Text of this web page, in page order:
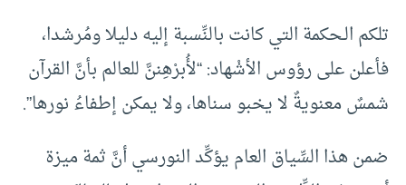
تلكم الـحكمة التي كانت بالنِّسبة إليه دليلا ومُرشدا،
فأعلن على رؤوس الأشْهاد: “لأُبرْهِننَّ للعالم بأنَّ القرآن
شمسٌ معنويةٌ لا يخبو سناها، ولا يمكن إطفاءُ نورها”.
ضمن هذا السِّياق العام يؤكِّد النورسي أنَّ ثمة ميزة